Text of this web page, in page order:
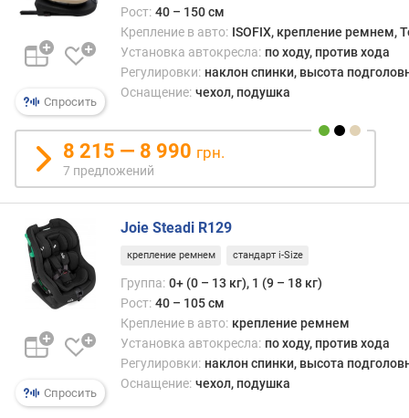
Спросить
Рост: 40 – 150 см
Крепление в авто: ISOFIX, крепление ремнем,
Установка автокресла: по ходу, против хода
Регулировки: наклон спинки, высота
Оснащение: чехол, подушка
8 215 — 8 990 грн.
7 предложений
Спросить
Joie Steadi R129
крепление ремнем стандарт i-Size
Группа: 0+ (0 – 13 кг), 1 (9 – 18 кг)
Рост: 40 – 105 см
Крепление в авто: крепление ремнем
Установка автокресла: по ходу, против хода
Регулировки: наклон спинки, высота
Оснащение: чехол, подушка